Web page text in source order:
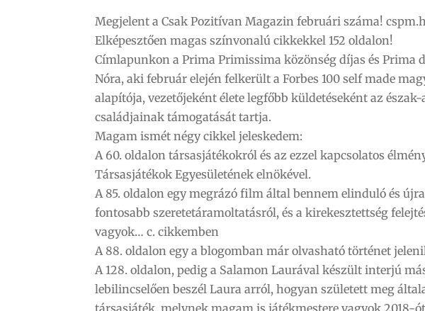
Megjelent a Csak Pozitívan Magazin februári száma!
Elképesztően magas színvonalú cikkekkel 152 oldalon!
Címlapunkon a Prima Primissima közönség díjas és Prima
Nóra, aki február elején felkerült a Forbes 100 self made
alapítója, vezetőjeként élete legfőbb küldetéseként az
családjainak támogatását tartja.
Magam ismét négy cikkel jeleskedem:
A 60. oldalon társasjátékokról és az ezzel kapcsolatos
Társasjátékok Egyesületének elnökével.
A 85. oldalon egy megrázó film által bennem elinduló és
fontosabb szeretetáramoltatásról, és a kirekesztettség
vagyok… c. cikkemben
A 88. oldalon egy a blogomban már olvasható történet
A 128. oldalon, pedig a Salamon Laurával készült interjú
lebilincselően beszél Laura arról, hogyan született meg
társasjáték, melynek magam is játékmestere vagyok 2018-